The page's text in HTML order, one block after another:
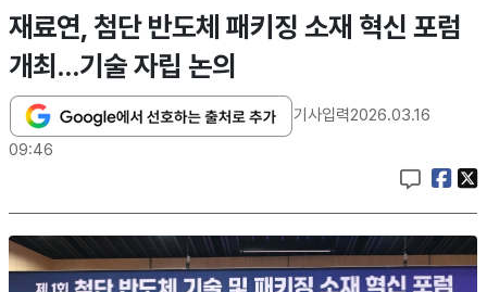
재료연, 첨단 반도체 패키징 소재 혁신 포럼
개최…기술 자립 논의
기사입력2026.03.16
09:46